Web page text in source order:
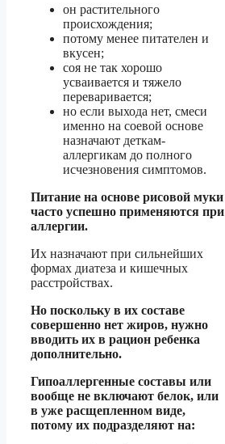
он растительного
происхождения;
потому менее питателен и
вкусен;
соя не так хорошо
усваивается и тяжело
переваривается;
но если выхода нет, смеси
именно на соевой основе
назначают деткам-
аллергикам до полного
исчезновения симптомов.
Питание на основе рисовой муки
часто успешно применяются при
аллергии.
Их назначают при сильнейших
формах диатеза и кишечных
расстройствах.
Но поскольку в их составе
совершенно нет жиров, нужно
вводить их в рацион ребенка
дополнительно.
Гипоаллергенные составы или
вообще не включают белок, или
в уже расщепленном виде,
потому их подразделяют на: